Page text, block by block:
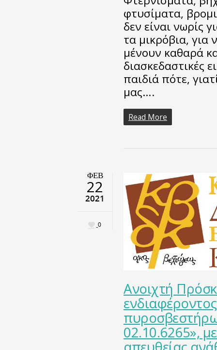
φτυσίματα,
δεν είναι νωρίς
τα μικρόβια, για
μένουν καθαρά
διασκεδαστικές
παιδιά πότε,
μας….
Read More
ΦΕΒ
22
2021
0
Ανοιχτή
02.10.6265»,